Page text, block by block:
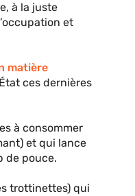
à la juste
et
matière
ces dernières
à consommer
et qui lance
de pouce.
trottinettes) qui